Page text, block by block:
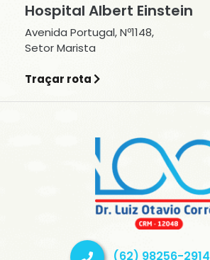
Hospital Albert Einstein
Avenida Portugal, Nº1148,
Setor Marista
Traçar rota
(62) 98256-2914